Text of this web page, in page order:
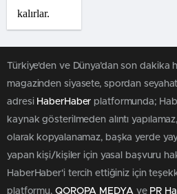
kalırlar.
Türkiye'den ve Dünya’dan son dakika
magazinden siyasete, spordan
adresi HaberHaber platformunda;
kaynak gösterilmeden alıntı
olarak kopyalanamaz, başka yerde
yapan kişi/kişiler için yasal başvuru
HaberHaber'i tercih ettiğiniz için
platformu, QOROPA MEDYAve PR